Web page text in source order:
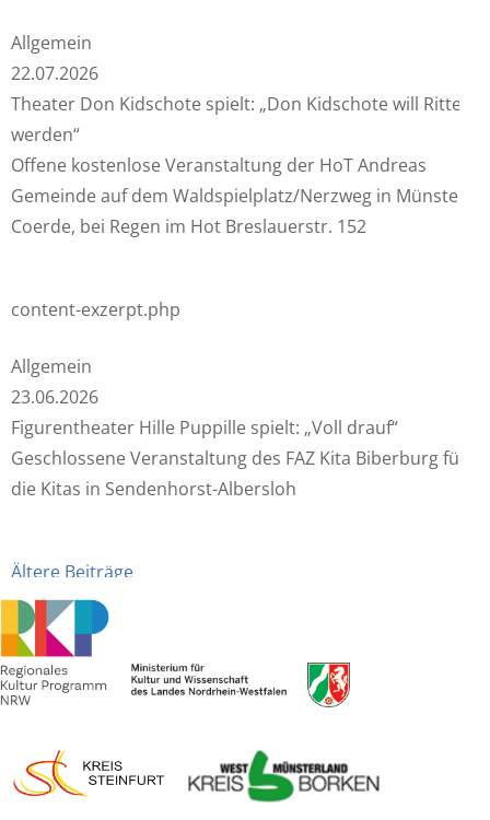
Allgemein
22.07.2026
Theater Don Kidschote spielt: „Don Kidschote will Ritter
werden“
Offene kostenlose Veranstaltung der HoT Andreas
Gemeinde auf dem Waldspielplatz/Nerzweg in Münster –
Coerde, bei Regen im Hot Breslauerstr. 152
content-exzerpt.php
Allgemein
23.06.2026
Figurentheater Hille Puppille spielt: „Voll drauf“
Geschlossene Veranstaltung des FAZ Kita Biberburg für
die Kitas in Sendenhorst-Albersloh
Beitragsnavigation
Ältere Beiträge